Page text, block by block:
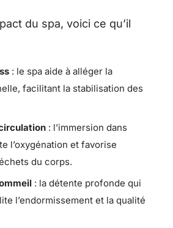
du spa, voici ce qu’il
: le spa aide à alléger la
facilitant la stabilisation des
: l’immersion dans
l’oxygénation et favorise
du corps.
: la détente profonde qui
l’endormissement et la qualité